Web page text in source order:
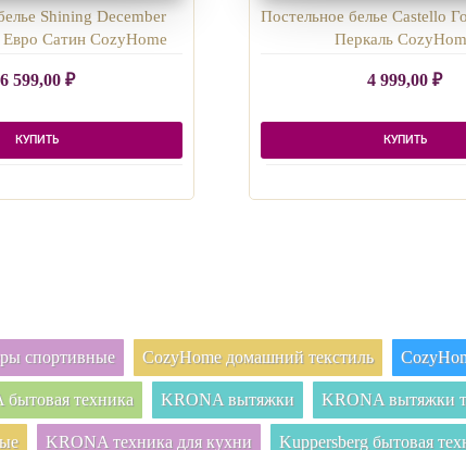
Shining December
Евро Сатин CozyHome
6 599,00 ₽
КУПИТЬ
Постельное белье Сastello
Перкаль
4 999,00₽
КУПИТЬ
спортивные CozyHome домашний текстиль
техника KRONA вытяжки KRONA вытяжки
KRONA техника для кухни Kuppersberg бытовая